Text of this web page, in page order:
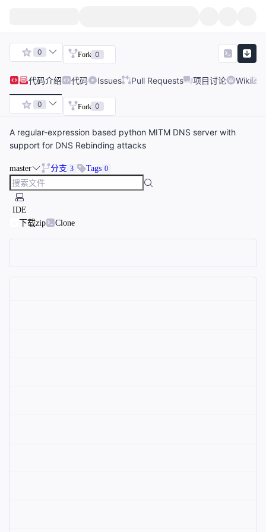
0 Fork 0
代码介绍 代码 Issues Pull Requests 项目讨论 Wiki
0 Fork 0
A regular-expression based python MITM DNS server with
support for DNS Rebinding attacks
master 分支 3 Tags 0
IDE
下载zip
Clone